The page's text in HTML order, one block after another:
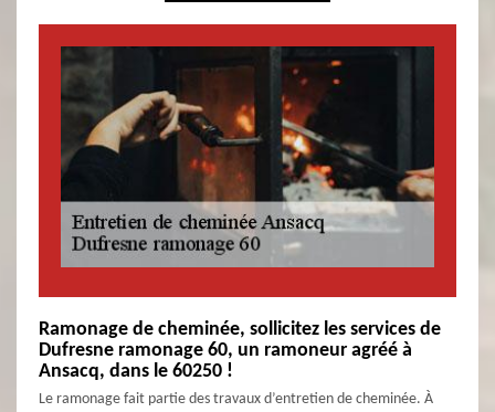
Ramonage de cheminée, sollicitez les services de
Dufresne ramonage 60, un ramoneur agréé à
Ansacq, dans le 60250 !
Le ramonage fait partie des travaux d’entretien de cheminée. À